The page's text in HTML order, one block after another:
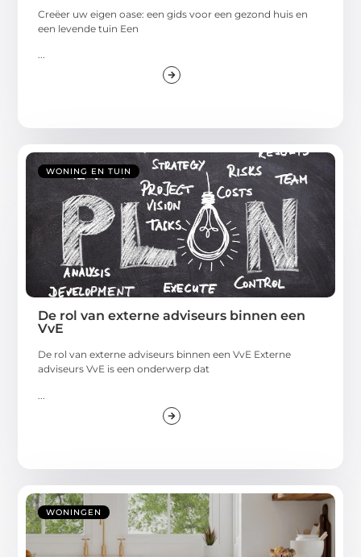
Creëer uw eigen oase: een gids voor een gezond huis en
een levende tuin Een
...
WONING EN TUIN
De rol van externe adviseurs binnen een
VvE
De rol van externe adviseurs binnen een VvE Externe
adviseurs VvE is een onderwerp dat
WONINGEN